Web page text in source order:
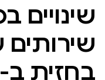
שינויים
שירותים
בחזית ב-Android 15